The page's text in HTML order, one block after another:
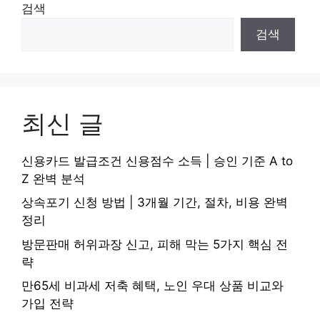
검색
검색
최신 글
신용카드 발급조건 신용점수 소득 | 승인 기준 A to
Z 완벽 분석
상속포기 신청 방법 | 3개월 기간, 절차, 비용 완벽
정리
방문판매 허위과장 신고, 피해 막는 5가지 핵심 전
략
만65세 비과세 저축 혜택, 노인 우대 상품 비교와
가입 전략